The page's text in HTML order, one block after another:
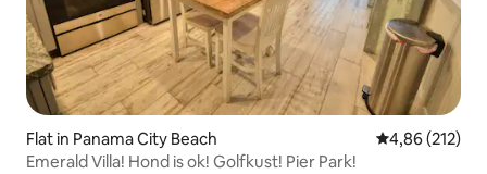
Flat in Panama City Beach Gemiddelde
4,86 (212)
Emerald Villa! Hond is ok! Golfkust! Pier Park!